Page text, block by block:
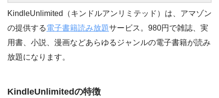
KindleUnlimited（キンドルアンリミテッド）は、アマゾン
の提供する電子書籍読み放題サービス。980円で雑誌、実
用書、小説、漫画などあらゆるジャンルの電子書籍が読み
放題になります。
KindleUnlimitedの特徴